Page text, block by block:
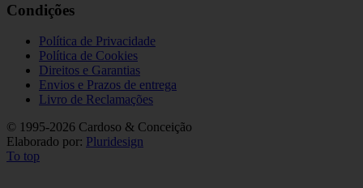
Condições
Política de Privacidade
Política de Cookies
Direitos e Garantias
Envios e Prazos de entrega
Livro de Reclamações
© 1995-2026 Cardoso & Conceição
Elaborado por: Pluridesign
To top